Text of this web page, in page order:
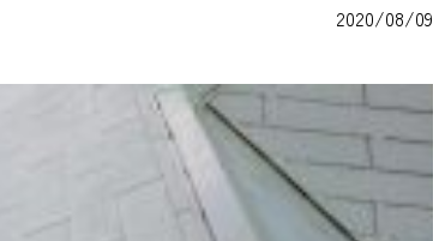
2020/08/09